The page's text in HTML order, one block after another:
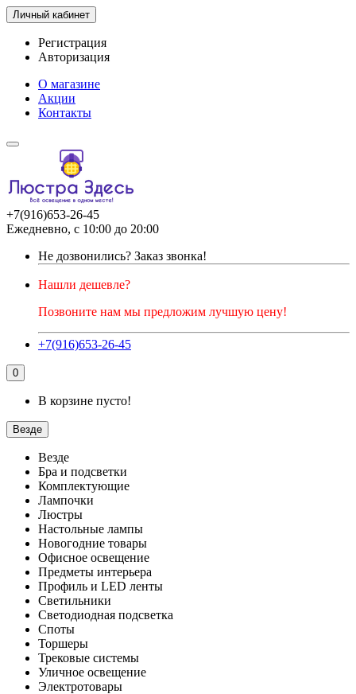
Личный кабинет
Регистрация
Авторизация
О магазине
Акции
Контакты
+7(916)653-26-45
Ежедневно, с 10:00 до 20:00
Не дозвонились? Заказ звонка!
Нашли дешевле?
Позвоните нам мы предложим лучшую цену!
+7(916)653-26-45
0
В корзине пусто!
Везде
Везде
Бра и подсветки
Комплектующие
Лампочки
Люстры
Настольные лампы
Новогодние товары
Офисное освещение
Предметы интерьера
Профиль и LED ленты
Светильники
Светодиодная подсветка
Споты
Торшеры
Трековые системы
Уличное освещение
Электротовары